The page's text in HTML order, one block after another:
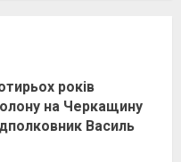
років
на Черкащину
Василь